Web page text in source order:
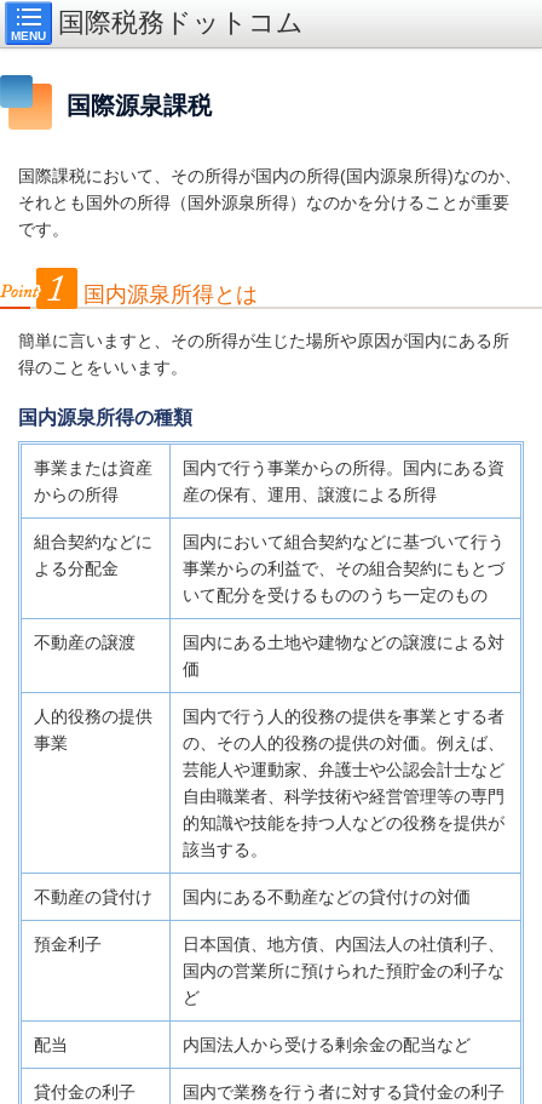
MENU 国際税務ドットコム
国際源泉課税
国際課税において、その所得が国内の所得(国内源泉所得)なのか、
それとも国外の所得（国外源泉所得）なのかを分けることが重要
です。
国内源泉所得とは
簡単に言いますと、その所得が生じた場所や原因が国内にある所
得のことをいいます。
国内源泉所得の種類
事業または資産
からの所得
国内で行う事業からの所得。国内にある資
産の保有、運用、譲渡による所得
組合契約などに
よる分配金
国内において組合契約などに基づいて行う
事業からの利益で、その組合契約にもとづ
いて配分を受けるもののうち一定のもの
不動産の譲渡
国内にある土地や建物などの譲渡による対
価
人的役務の提供
事業
国内で行う人的役務の提供を事業とする者
の、その人的役務の提供の対価。例えば、
芸能人や運動家、弁護士や公認会計士など
自由職業者、科学技術や経営管理等の専門
的知識や技能を持つ人などの役務を提供が
該当する。
不動産の貸付け 国内にある不動産などの貸付けの対価
預金利子
日本国債、地方債、内国法人の社債利子、
国内の営業所に預けられた預貯金の利子な
ど
配当 内国法人から受ける剰余金の配当など
貸付金の利子
国内で業務を行う者に対する貸付金の利子